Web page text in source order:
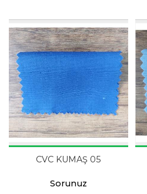
CVC KUMAŞ 05
Sorunuz